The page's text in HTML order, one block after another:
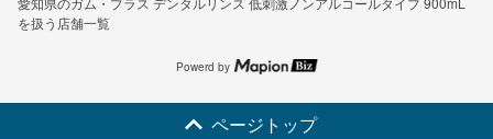
を扱う店舗一覧
Powerd by
ページトップ